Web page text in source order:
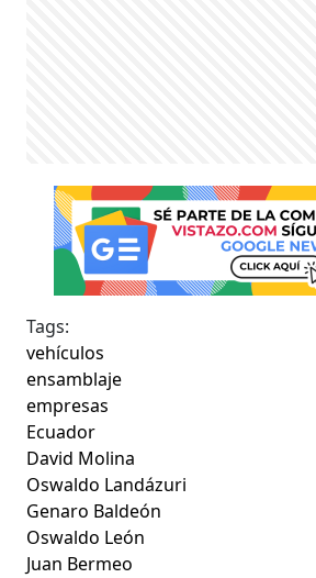
Tags:
vehículos
ensamblaje
empresas
Ecuador
David Molina
Oswaldo Landázuri
Genaro Baldeón
Oswaldo León
Juan Bermeo